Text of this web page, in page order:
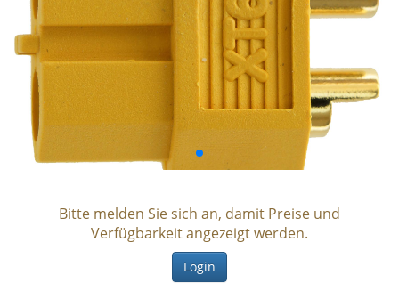
Bitte melden Sie sich an, damit Preise und
Verfügbarkeit angezeigt werden.
Login